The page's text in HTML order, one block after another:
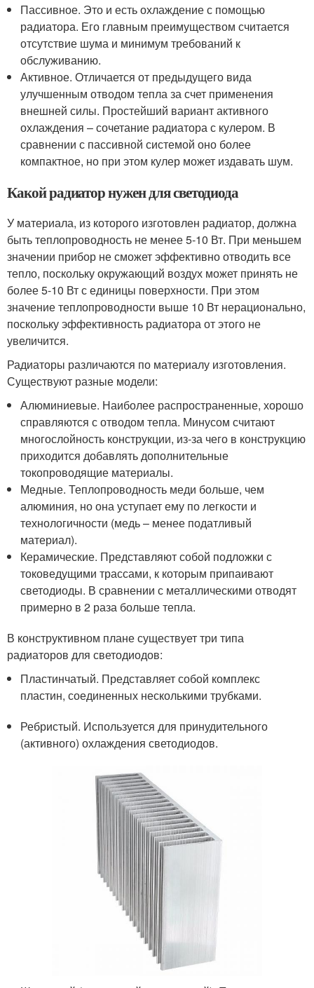
Пассивное. Это и есть охлаждение с помощью
радиатора. Его главным преимуществом считается
отсутствие шума и минимум требований к
обслуживанию.
Активное. Отличается от предыдущего вида
улучшенным отводом тепла за счет применения
внешней силы. Простейший вариант активного
охлаждения – сочетание радиатора с кулером. В
сравнении с пассивной системой оно более
компактное, но при этом кулер может издавать шум.
Какой радиатор нужен для светодиода
У материала, из которого изготовлен радиатор, должна
быть теплопроводность не менее 5-10 Вт. При меньшем
значении прибор не сможет эффективно отводить все
тепло, поскольку окружающий воздух может принять не
более 5-10 Вт с единицы поверхности. При этом
значение теплопроводности выше 10 Вт нерационально,
поскольку эффективность радиатора от этого не
увеличится.
Радиаторы различаются по материалу изготовления.
Существуют разные модели:
Алюминиевые. Наиболее распространенные, хорошо
справляются с отводом тепла. Минусом считают
многослойность конструкции, из-за чего в конструкцию
приходится добавлять дополнительные
токопроводящие материалы.
Медные. Теплопроводность меди больше, чем
алюминия, но она уступает ему по легкости и
технологичности (медь – менее податливый
материал).
Керамические. Представляют собой подложки с
токоведущими трассами, к которым припаивают
светодиоды. В сравнении с металлическими отводят
примерно в 2 раза больше тепла.
В конструктивном плане существует три типа
радиаторов для светодиодов:
Пластинчатый. Представляет собой комплекс
пластин, соединенных несколькими трубками.
Ребристый. Используется для принудительного
(активного) охлаждения светодиодов.